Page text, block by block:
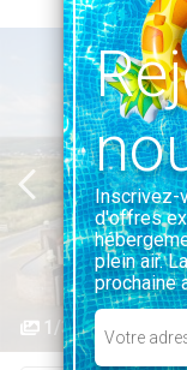
1/3
Inscrivez-
d'offres
plein air.
prochaine